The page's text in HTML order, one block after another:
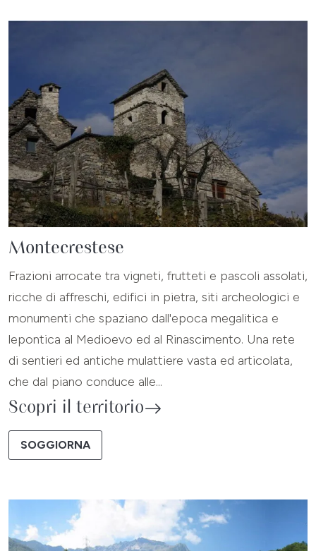
Montecrestese
Frazioni arrocate tra vigneti, frutteti e pascoli assolati,
ricche di affreschi, edifici in pietra, siti archeologici e
monumenti che spaziano dall'epoca megalitica e
lepontica al Medioevo ed al Rinascimento. Una rete
di sentieri ed antiche mulattiere vasta ed articolata,
che dal piano conduce alle...
Scopri il territorio
SOGGIORNA